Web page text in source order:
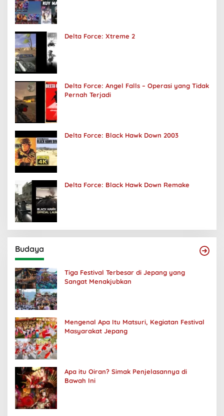
Delta Force: Xtreme 2
Delta Force: Angel Falls – Operasi yang Tidak
Pernah Terjadi
Delta Force: Black Hawk Down 2003
Delta Force: Black Hawk Down Remake
Budaya
Tiga Festival Terbesar di Jepang yang
Sangat Menakjubkan
Mengenal Apa Itu Matsuri, Kegiatan Festival
Masyarakat Jepang
Apa itu Oiran? Simak Penjelasannya di
Bawah Ini